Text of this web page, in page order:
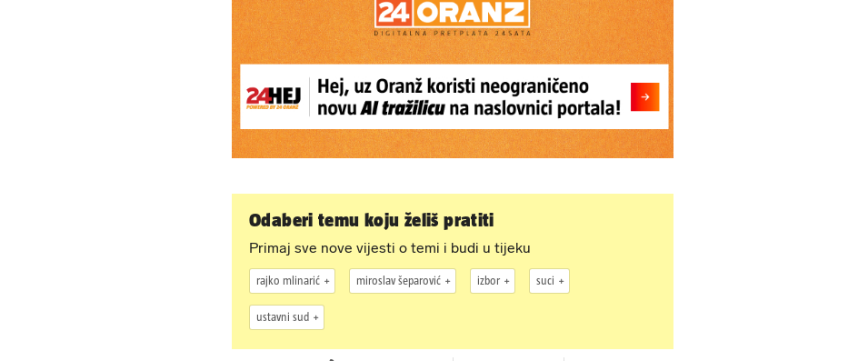
Odaberi temu koju želiš pratiti
Primaj sve nove vijesti o temi i budi u tijeku
rajko mlinarić miroslav šeparović izbor suci
ustavni sud